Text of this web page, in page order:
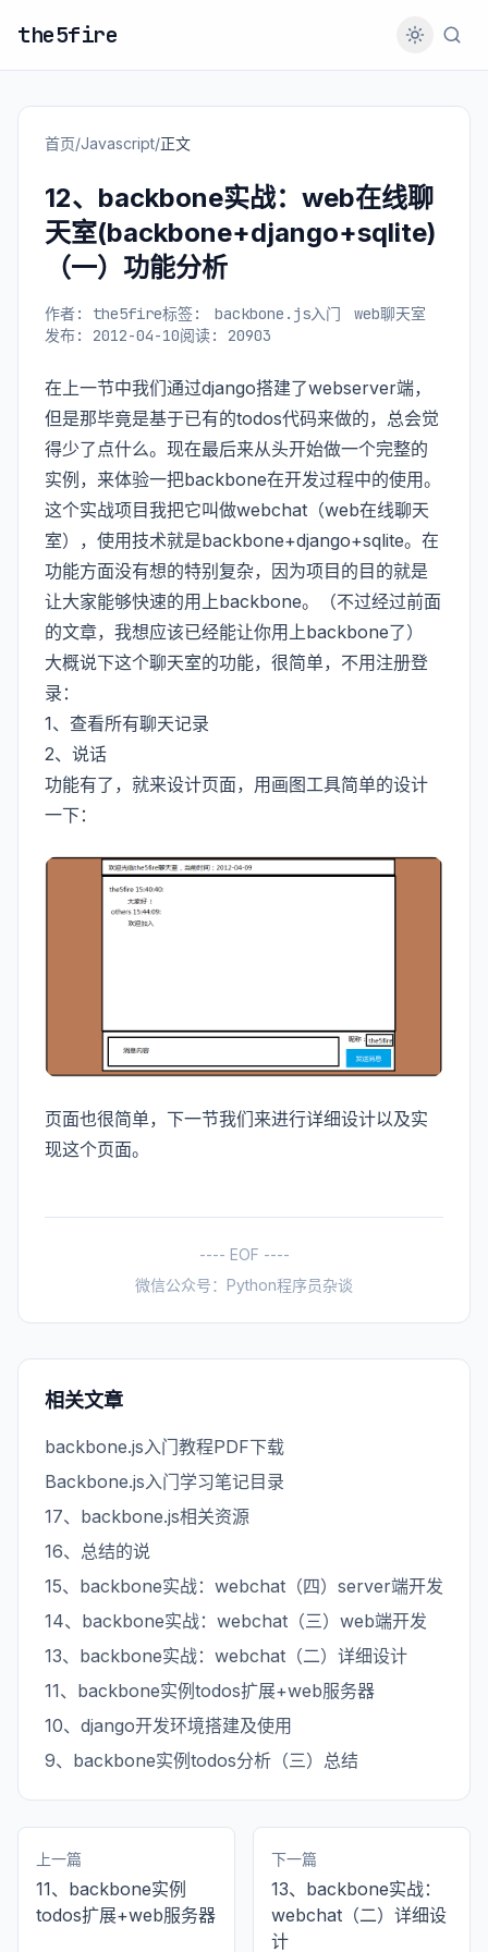
the5fire
首页/Javascript/正文
12、backbone实战：web在线聊
天室(backbone+django+sqlite)
（一）功能分析
作者: the5fire标签: backbone.js入门
web聊天室
发布: 2012-04-10阅读: 20903
在上一节中我们通过django搭建了webserver端，
但是那毕竟是基于已有的todos代码来做的，总会觉
得少了点什么。现在最后来从头开始做一个完整的
实例，来体验一把backbone在开发过程中的使用。
这个实战项目我把它叫做webchat（web在线聊天
室），使用技术就是backbone+django+sqlite。在
功能方面没有想的特别复杂，因为项目的目的就是
让大家能够快速的用上backbone。（不过经过前面
的文章，我想应该已经能让你用上backbone了）
大概说下这个聊天室的功能，很简单，不用注册登
录：
1、查看所有聊天记录
2、说话
功能有了，就来设计页面，用画图工具简单的设计
一下：
页面也很简单，下一节我们来进行详细设计以及实
现这个页面。
---- EOF ----
微信公众号：Python程序员杂谈
相关文章
backbone.js入门教程PDF下载
Backbone.js入门学习笔记目录
17、backbone.js相关资源
16、总结的说
15、backbone实战：webchat（四）server端开发
14、backbone实战：webchat（三）web端开发
13、backbone实战：webchat（二）详细设计
11、backbone实例todos扩展+web服务器
10、django开发环境搭建及使用
9、backbone实例todos分析（三）总结
上一篇
11、backbone实例
todos扩展+web服务器
下一篇
13、backbone实战：
webchat（二）详细设
计